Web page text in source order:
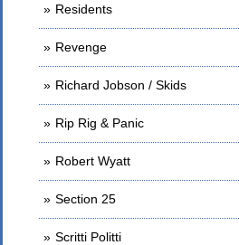
Residents
Revenge
Richard Jobson / Skids
Rip Rig & Panic
Robert Wyatt
Section 25
Scritti Politti